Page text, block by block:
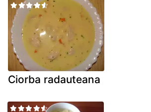
Ciorba radauteana